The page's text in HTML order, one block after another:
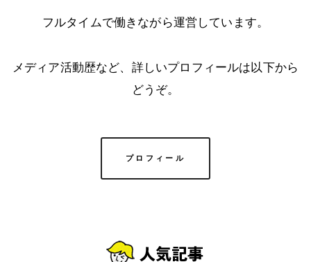
フルタイムで働きながら運営しています。
メディア活動歴など、詳しいプロフィールは以下から
どうぞ。
プロフィール